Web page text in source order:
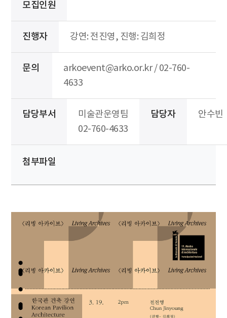
모집인원
진행자 강연: 전진영, 진행: 김희정
문의
arkoevent@arko.or.kr / 02-760-
4633
담당부서
미술관운영팀
02-760-4633
담당자 안수빈
첨부파일